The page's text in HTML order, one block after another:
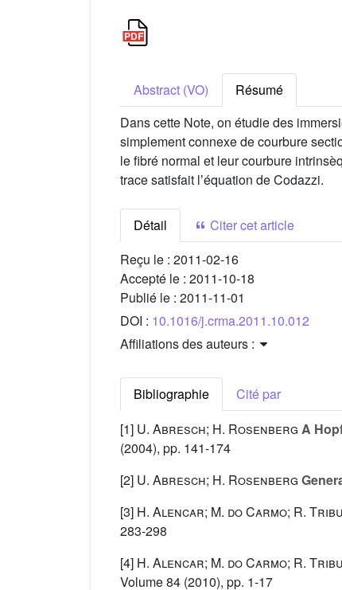
Abstract (VO)
Résumé
Dans cette Note, on étudie des
simplement connexe de courbure
le fibré normal et leur courbure
trace satisfait lʼéquation de Codazzi.
Détail
Citer cet article
Reçu le : 2011-02-16
Accepté le : 2011-10-18
Publié le : 2011-11-01
DOI : 10.1016/j.crma.2011.10.012
Affiliations des auteurs :
Bibliographie
Cité par
[1] U. Abresch; H. Rosenberg A
(2004), pp. 141-174
[2] U. Abresch; H. Rosenberg
[3] H. Alencar; M. do Carmo; R.
283-298
[4] H. Alencar; M. do Carmo; R.
Volume 84 (2010), pp. 1-17